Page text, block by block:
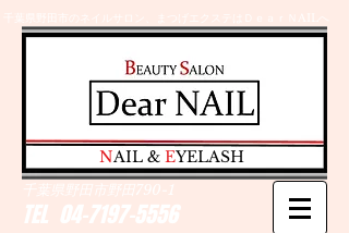
千葉県野田市のネイルサロン、まつげエクステはＤｅａｒＮAILへ
TEL 04-7197-5556
千葉県野田市野田790-1
​NAIL & EYELASH